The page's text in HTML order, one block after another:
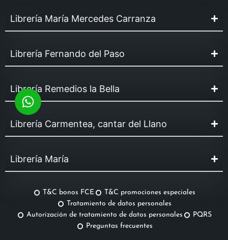
Librería María Mercedes Carranza
Librería Fernando del Paso
Librería Remedios la Bella
Librería Carmentea, cantar del Llano
Librería María
T&C bonos FCE
T&C promociones especiales
Tratamiento de datos personales
Autorización de tratamiento de datos personales
PQRS
Preguntas frecuentes